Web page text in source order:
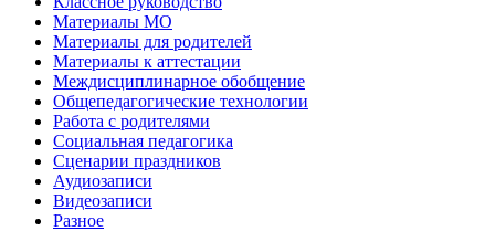
Материалы МО
Материалы для родителей
Материалы к аттестации
Междисциплинарное обобщение
Общепедагогические технологии
Работа с родителями
Социальная педагогика
Сценарии праздников
Аудиозаписи
Видеозаписи
Разное